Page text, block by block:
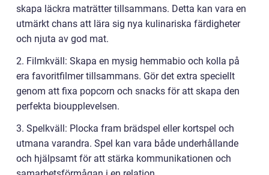
skapa läckra maträtter tillsammans. Detta kan vara en
utmärkt chans att lära sig nya kulinariska färdigheter
och njuta av god mat.
2. Filmkväll: Skapa en mysig hemmabio och kolla på
era favoritfilmer tillsammans. Gör det extra speciellt
genom att fixa popcorn och snacks för att skapa den
perfekta bioupplevelsen.
3. Spelkväll: Plocka fram brädspel eller kortspel och
utmana varandra. Spel kan vara både underhållande
och hjälpsamt för att stärka kommunikationen och